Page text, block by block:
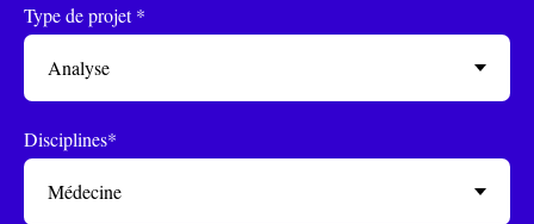
Type de projet *
Disciplines*